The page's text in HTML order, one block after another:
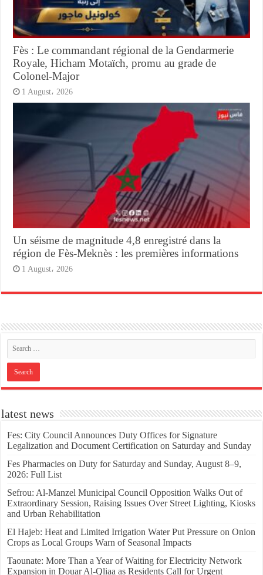
Fès : Le commandant régional de la Gendarmerie
Royale, Hicham Motaïch, promu au grade de
Colonel-Major
1 August، 2026
Un séisme de magnitude 4,8 enregistré dans la
région de Fès-Meknès : les premières informations
1 August، 2026
latest news
Fes: City Council Announces Duty Offices for Signature
Legalization and Document Certification on Saturday and Sunday
Fes Pharmacies on Duty for Saturday and Sunday, August 8–9,
2026: Full List
Sefrou: Al-Manzel Municipal Council Opposition Walks Out of
Extraordinary Session, Raising Issues Over Street Lighting, Kiosks
and Urban Rehabilitation
El Hajeb: Heat and Limited Irrigation Water Put Pressure on Onion
Crops as Local Groups Warn of Seasonal Impacts
Taounate: More Than a Year of Waiting for Electricity Network
Expansion in Douar Al-Qliaa as Residents Call for Urgent